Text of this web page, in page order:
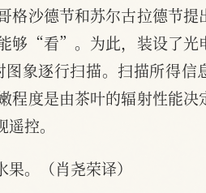
沙德节和苏尔古拉德节提
够“看”。为此，装设了光
象逐行扫描。扫描所得信
程度是由茶叶的辐射性能决
控。
。（肖尧荣译）